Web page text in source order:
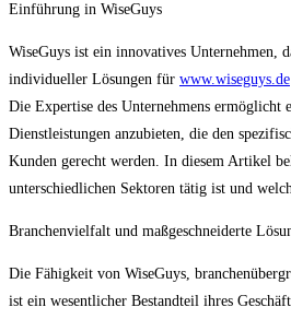
Einführung in WiseGuys
WiseGuys ist ein innovatives Unternehmen,
individueller Lösungen für www.wiseguys.de
Die Expertise des Unternehmens ermöglicht
Dienstleistungen anzubieten, die den
Kunden gerecht werden. In diesem Artikel
unterschiedlichen Sektoren tätig ist und
Branchenvielfalt und maßgeschneiderte
Die Fähigkeit von WiseGuys,
ist ein wesentlicher Bestandteil ihres